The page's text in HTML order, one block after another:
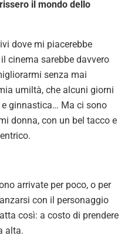
il mondo dello
dove mi piacerebbe
cinema sarebbe davvero
senza mai
umiltà, che alcuni giorni
ginnastica… Ma ci sono
donna, con un bel tacco e
arrivate per poco, o per
con il personaggio
così: a costo di prendere
alta.